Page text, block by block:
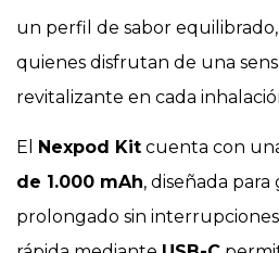
un perfil de sabor
quienes disfrutan de una
revitalizante en cada
El Nexpod Kit cuenta con
de 1.000 mAh, diseñada
prolongado sin